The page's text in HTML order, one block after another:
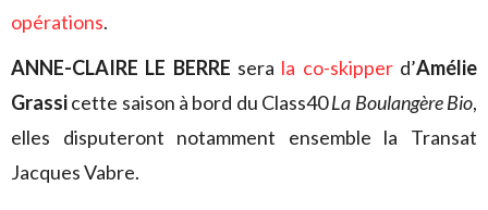
opérations.
ANNE-CLAIRE LE BERRE sera la co-skipperd’Amélie
Grassicette saison à bord du Class40La Boulangère Bio,
elles disputeront notamment ensemble la Transat
Jacques Vabre.